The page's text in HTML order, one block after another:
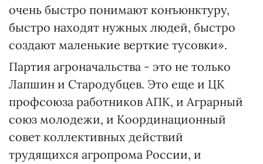
очень быстро понимают конъюнктуру,
быстро находят нужных людей, быстро
создают маленькие верткие тусовки».
Партия агроначальства - это не только
Лапшин и Стародубцев. Это еще и ЦК
профсоюза работников АПК, и Аграрный
союз молодежи, и Координационный
совет коллективных действий
трудящихся агропрома России, и